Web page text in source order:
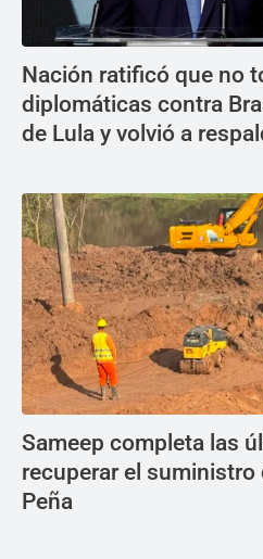
Nación ratificó que no
diplomáticas contra
de Lula y volvió a
Sameep completa las
recuperar el suministro
Peña